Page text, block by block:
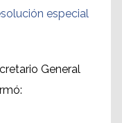
especial
General